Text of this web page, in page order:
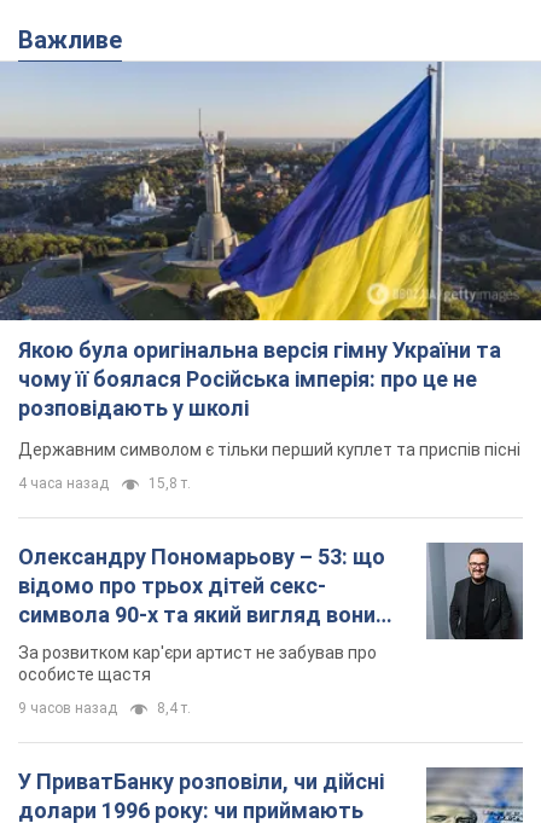
Важливе
Якою була оригінальна версія гімну України та
чому її боялася Російська імперія: про це не
розповідають у школі
Державним символом є тільки перший куплет та приспів пісні
4 часа назад 15,8 т.
Олександру Пономарьову – 53: що
відомо про трьох дітей секс-
символа 90-х та який вигляд вони
мають
За розвитком кар'єри артист не забував про
особисте щастя
9 часов назад 8,4 т.
У ПриватБанку розповіли, чи дійсні
долари 1996 року: чи приймають